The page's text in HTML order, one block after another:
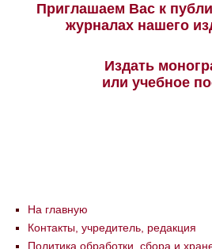
Приглашаем Вас к
журналах нашего
Издать
или учебное
На главную
Контакты, учредитель, редакция
Политика обработки, сбора и